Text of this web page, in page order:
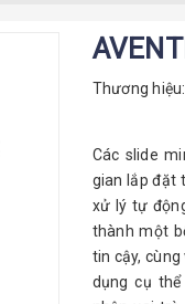
Thương hiệu:
Các slide
gian lắp đặt
xử lý tự
thành một
tin cậy,
dụng cụ